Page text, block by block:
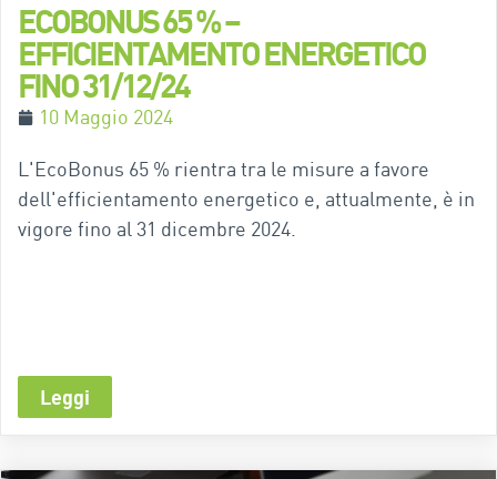
ECOBONUS 65 % –
EFFICIENTAMENTO ENERGETICO
FINO 31/12/24
10 Maggio 2024
L'EcoBonus 65 % rientra tra le misure a favore
dell'efficientamento energetico e, attualmente, è in
vigore fino al 31 dicembre 2024.
Leggi